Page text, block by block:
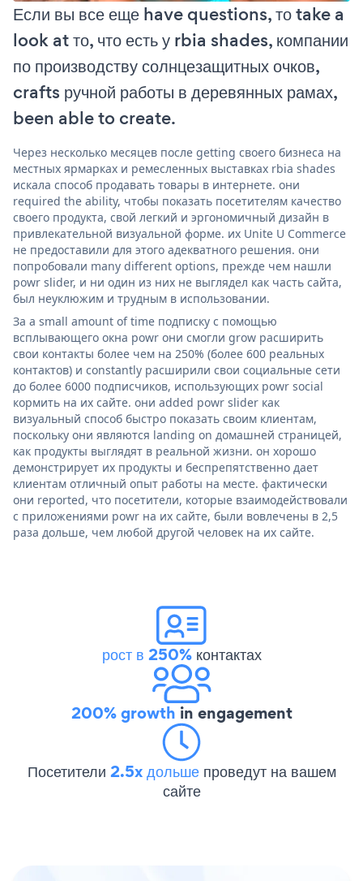
Если вы все еще have questions, то take a
look at то, что есть у rbia shades, компании
по производству солнцезащитных очков,
crafts ручной работы в деревянных рамах,
been able to create.
Через несколько месяцев после getting своего бизнеса на
местных ярмарках и ремесленных выставках rbia shades
искала способ продавать товары в интернете. они
required the ability, чтобы показать посетителям качество
своего продукта, свой легкий и эргономичный дизайн в
привлекательной визуальной форме. их Unite U Commerce
не предоставили для этого адекватного решения. они
попробовали many different options, прежде чем нашли
powr slider, и ни один из них не выглядел как часть сайта,
был неуклюжим и трудным в использовании.
За a small amount of time подписку с помощью
всплывающего окна powr они смогли grow расширить
свои контакты более чем на 250% (более 600 реальных
контактов) и constantly расширили свои социальные сети
до более 6000 подписчиков, использующих powr social
кормить на их сайте. они added powr slider как
визуальный способ быстро показать своим клиентам,
поскольку они являются landing on домашней страницей,
как продукты выглядят в реальной жизни. он хорошо
демонстрирует их продукты и беспрепятственно дает
клиентам отличный опыт работы на месте. фактически
они reported, что посетители, которые взаимодействовали
с приложениями powr на их сайте, были вовлечены в 2,5
раза дольше, чем любой другой человек на их сайте.
рост в 250%контактах
200% growth in engagement
Посетители 2.5x дольше проведут на вашем
сайте